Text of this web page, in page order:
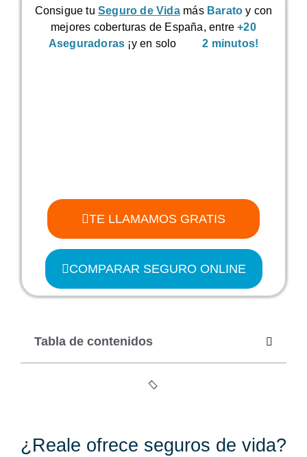
¿Reale ofrece seguros de vida?
Consigue tu Seguro de Vidamás Barato y con
mejores coberturas de España, entre+20
Aseguradoras ¡y en solo2 minutos!
TE LLAMAMOS GRATIS
COMPARAR SEGURO ONLINE
Tabla de contenidos